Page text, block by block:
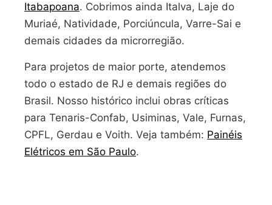
Itabapoana. Cobrimos ainda Italva, Laje do
Muriaé, Natividade, Porciúncula, Varre-Sai e
demais cidades da microrregião.
Para projetos de maior porte, atendemos
todo o estado de RJ e demais regiões do
Brasil. Nosso histórico inclui obras críticas
para Tenaris-Confab, Usiminas, Vale, Furnas,
CPFL, Gerdau e Voith. Veja também: Painéis
Elétricos em São Paulo.